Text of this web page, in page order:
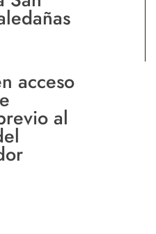
acceso
al